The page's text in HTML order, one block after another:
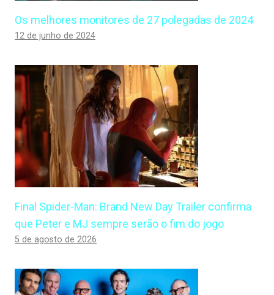
Os melhores monitores de 27 polegadas de 2024
12 de junho de 2024
Final Spider-Man: Brand New Day Trailer confirma
que Peter e MJ sempre serão o fim do jogo
5 de agosto de 2026